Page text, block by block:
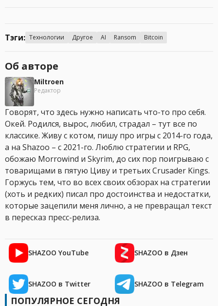
Тэги: Технологии Другое AI Ransom Bitcoin
Об авторе
Miltroen
Редактор
Говорят, что здесь нужно написать что-то про себя.
Окей. Родился, вырос, любил, страдал – тут все по
классике. Живу с котом, пишу про игры с 2014-го года,
а на Shazoo – с 2021-го. Люблю стратегии и RPG,
обожаю Morrowind и Skyrim, до сих пор поигрываю с
товарищами в пятую Циву и третьих Crusader Kings.
Горжусь тем, что во всех своих обзорах на стратегии
(хоть и редких) писал про достоинства и недостатки,
которые зацепили меня лично, а не превращал текст
в пересказ пресс-релиза.
SHAZOO YouTube SHAZOO в Дзен
SHAZOO в Twitter SHAZOO в Telegram
ПОПУЛЯРНОЕ СЕГОДНЯ